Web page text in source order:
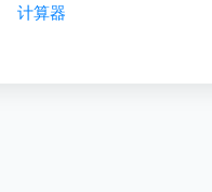
计算器